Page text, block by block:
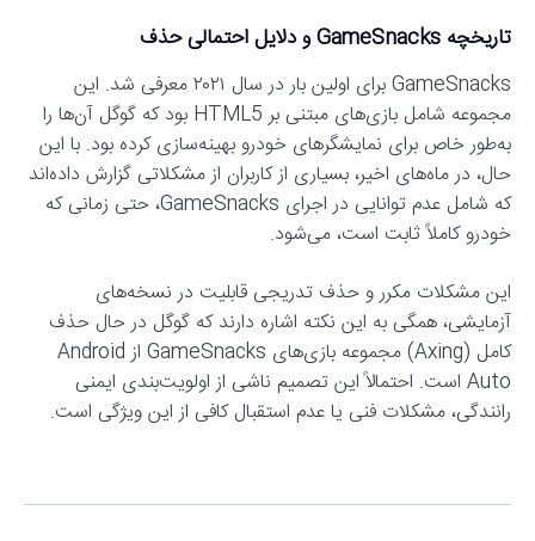
تاریخچه GameSnacks و دلایل احتمالی حذف
GameSnacks برای اولین بار در سال ۲۰۲۱ معرفی شد. این
مجموعه شامل بازی‌های مبتنی بر HTML5 بود که گوگل آن‌ها را
به‌طور خاص برای نمایشگرهای خودرو بهینه‌سازی کرده بود. با این
حال، در ماه‌های اخیر، بسیاری از کاربران از مشکلاتی گزارش داده‌اند
که شامل عدم توانایی در اجرای GameSnacks، حتی زمانی که
خودرو کاملاً ثابت است، می‌شود.
این مشکلات مکرر و حذف تدریجی قابلیت در نسخه‌های
آزمایشی، همگی به این نکته اشاره دارند که گوگل در حال حذف
کامل (Axing) مجموعه بازی‌های GameSnacks از Android
Auto است. احتمالاً این تصمیم ناشی از اولویت‌بندی ایمنی
رانندگی، مشکلات فنی یا عدم استقبال کافی از این ویژگی است.